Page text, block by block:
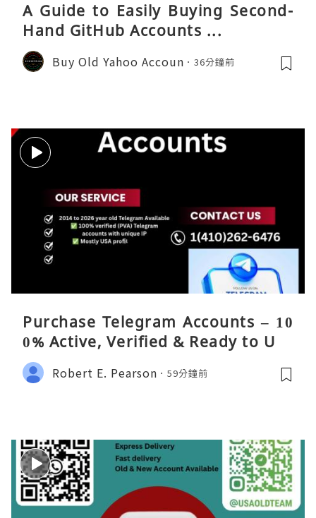
A Guide to Easily Buying Second-
Hand GitHub Accounts ...
Buy Old Yahoo Accoun 36分鐘前
Purchase Telegram Accounts – 10
0% Active, Verified & Ready to Use
Robert E. Pearson 59分鐘前